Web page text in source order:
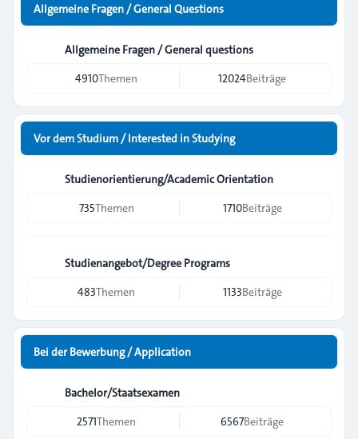
Allgemeine Fragen / General Questions
Allgemeine Fragen / General questions
4910Themen 12024Beiträge
Vor dem Studium / Interested in Studying
Studienorientierung/Academic Orientation
735Themen 1710Beiträge
Studienangebot/Degree Programs
483Themen 1133Beiträge
Bei der Bewerbung / Application
Bachelor/Staatsexamen
2571Themen 6567Beiträge